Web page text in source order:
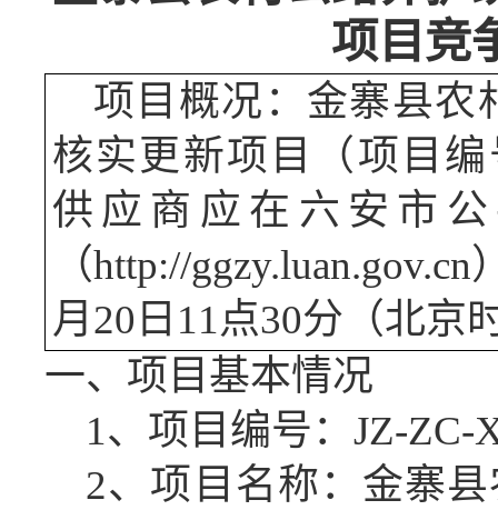
项目 竞
项目概况： 金寨县农
核实更新项目
（项目
供应商应在六安市
（http://
月20日11点30分 （北京
一、项目基本情况
1、项目编号：JZ-ZC-
2、项目名称： 金寨